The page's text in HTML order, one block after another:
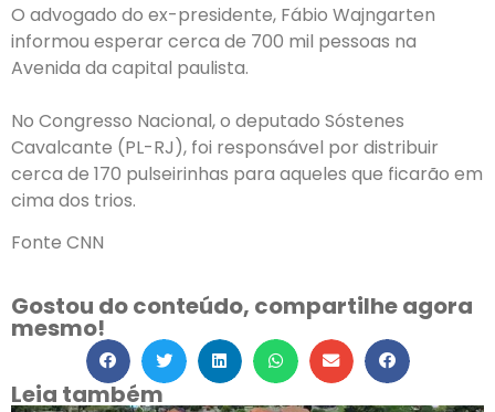
O advogado do ex-presidente, Fábio Wajngarten
informou esperar cerca de 700 mil pessoas na
Avenida da capital paulista.
No Congresso Nacional, o deputado Sóstenes
Cavalcante (PL-RJ), foi responsável por distribuir
cerca de 170 pulseirinhas para aqueles que ficarão em
cima dos trios.
Fonte CNN
Gostou do conteúdo, compartilhe agora
mesmo!
Leia também